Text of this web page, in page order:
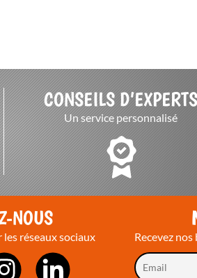
CONSEILS D’EXPERTS
Un service personnalisé
NOUS
réseaux sociaux Recevez